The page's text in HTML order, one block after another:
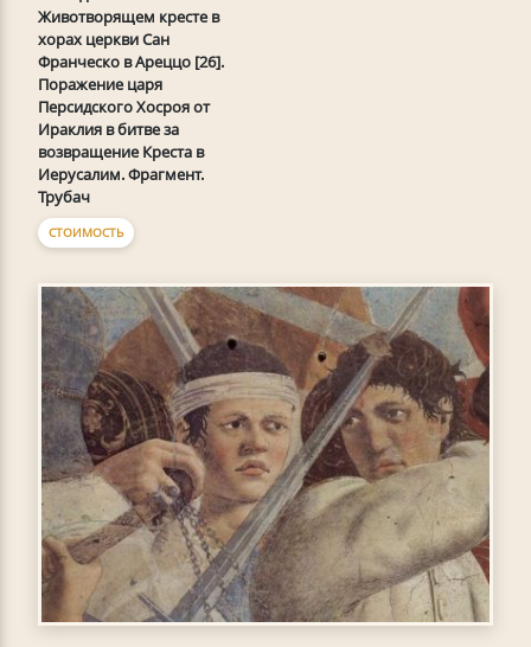
Животворящем кресте в
хорах церкви Сан
Франческо в Ареццо [26].
Поражение царя
Персидского Хосроя от
Ираклия в битве за
возвращение Креста в
Иерусалим. Фрагмент.
Трубач
СТОИМОСТЬ